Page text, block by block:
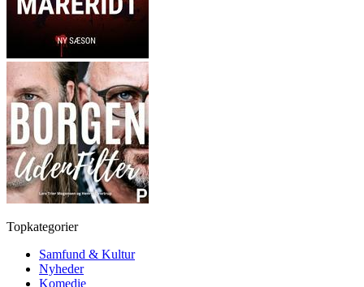
Topkategorier
Samfund & Kultur
Nyheder
Komedie